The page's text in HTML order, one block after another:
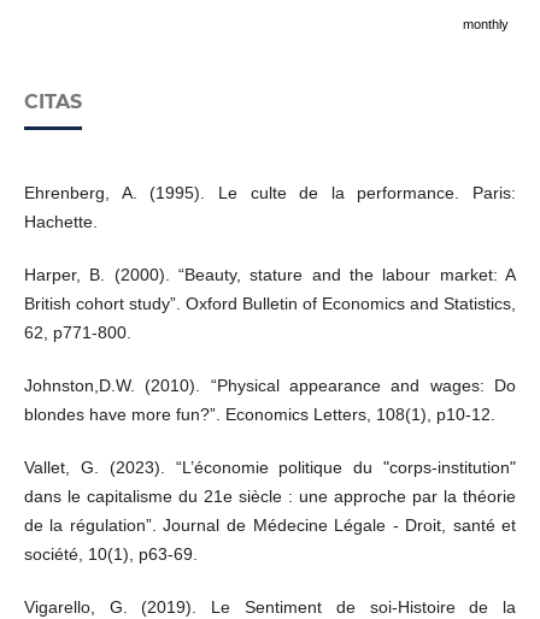
monthly
CITAS
Ehrenberg, A. (1995). Le culte de la performance. Paris:
Hachette.
Harper, B. (2000). “Beauty, stature and the labour market: A
British cohort study”. Oxford Bulletin of Economics and Statistics,
62, p771-800.
Johnston,D.W. (2010). “Physical appearance and wages: Do
blondes have more fun?”. Economics Letters, 108(1), p10-12.
Vallet, G. (2023). “L’économie politique du "corps-institution"
dans le capitalisme du 21e siècle : une approche par la théorie
de la régulation”. Journal de Médecine Légale - Droit, santé et
société, 10(1), p63-69.
Vigarello, G. (2019). Le Sentiment de soi-Histoire de la